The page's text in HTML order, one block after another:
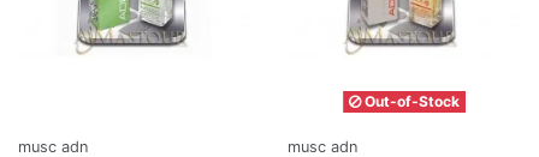
musc adn
Out-of-Stock
musc adn